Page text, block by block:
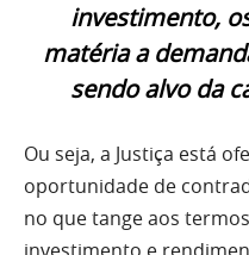
investimento,
matéria a
sendo alvo da
Ou seja, a Justiça está
oportunidade de
no que tange aos